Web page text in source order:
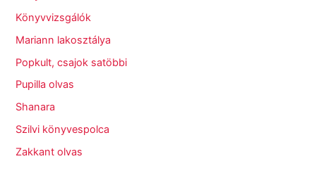
Könyvvizsgálók
Mariann lakosztálya
Popkult, csajok satöbbi
Pupilla olvas
Shanara
Szilvi könyvespolca
Zakkant olvas